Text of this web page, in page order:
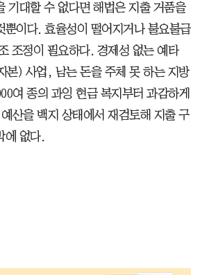
기대할 수 없다면 해법은 지출 거품을
뿐이다. 효율성이 떨어지거나 불요불급
조정이 필요하다. 경제성 없는 예타
본) 사업, 남는 돈을 주체 못 하는 지방
여 종의 과잉 현금 복지부터 과감하게
산을 백지 상태에서 재검토해 지출 구
에 없다.